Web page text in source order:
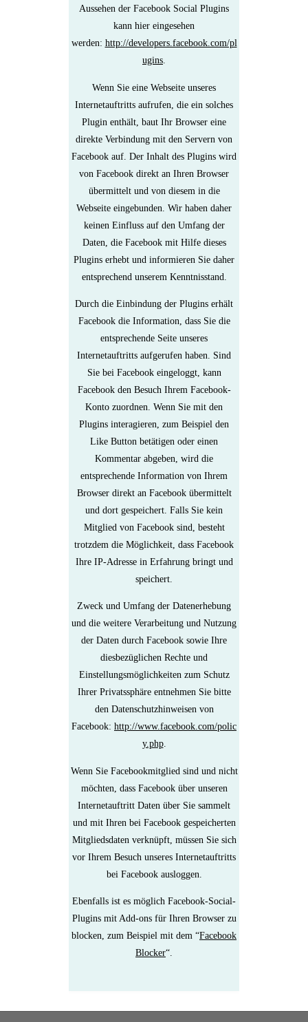
Aussehen der Facebook Social Plugins
kann hier eingesehen
werden: http://developers.facebook.com/pl
ugins.
Wenn Sie eine Webseite unseres
Internetauftritts aufrufen, die ein solches
Plugin enthält, baut Ihr Browser eine
direkte Verbindung mit den Servern von
Facebook auf. Der Inhalt des Plugins wird
von Facebook direkt an Ihren Browser
übermittelt und von diesem in die
Webseite eingebunden. Wir haben daher
keinen Einfluss auf den Umfang der
Daten, die Facebook mit Hilfe dieses
Plugins erhebt und informieren Sie daher
entsprechend unserem Kenntnisstand.
Durch die Einbindung der Plugins erhält
Facebook die Information, dass Sie die
entsprechende Seite unseres
Internetauftritts aufgerufen haben. Sind
Sie bei Facebook eingeloggt, kann
Facebook den Besuch Ihrem Facebook-
Konto zuordnen. Wenn Sie mit den
Plugins interagieren, zum Beispiel den
Like Button betätigen oder einen
Kommentar abgeben, wird die
entsprechende Information von Ihrem
Browser direkt an Facebook übermittelt
und dort gespeichert. Falls Sie kein
Mitglied von Facebook sind, besteht
trotzdem die Möglichkeit, dass Facebook
Ihre IP-Adresse in Erfahrung bringt und
speichert.
Zweck und Umfang der Datenerhebung
und die weitere Verarbeitung und Nutzung
der Daten durch Facebook sowie Ihre
diesbezüglichen Rechte und
Einstellungsmöglichkeiten zum Schutz
Ihrer Privatssphäre entnehmen Sie bitte
den Datenschutzhinweisen von
Facebook: http://www.facebook.com/polic
y.php.
Wenn Sie Facebookmitglied sind und nicht
möchten, dass Facebook über unseren
Internetauftritt Daten über Sie sammelt
und mit Ihren bei Facebook gespeicherten
Mitgliedsdaten verknüpft, müssen Sie sich
vor Ihrem Besuch unseres Internetauftritts
bei Facebook ausloggen.
Ebenfalls ist es möglich Facebook-Social-
Plugins mit Add-ons für Ihren Browser zu
blocken, zum Beispiel mit dem “Facebook
Blocker“.